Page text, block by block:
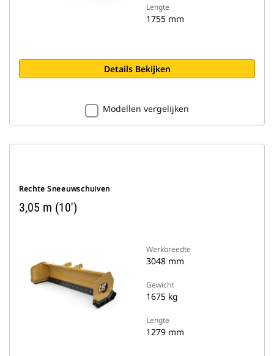
Lengte
1755 mm
Details Bekijken
Modellen vergelijken
Rechte Sneeuwschuiven
3,05 m (10')
Werkbreedte
3048 mm
Gewicht
1675 kg
Lengte
1279 mm